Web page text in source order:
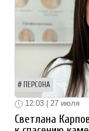
ПЕРСОНА
12:03 | 27 июля
Светлана